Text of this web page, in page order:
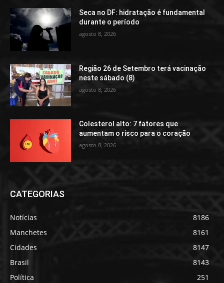
Seca no DF: hidratação é fundamental
durante o período
agosto 8, 2026
Região 26 de Setembro terá vacinação
neste sábado (8)
agosto 8, 2026
Colesterol alto: 7 fatores que
aumentam o risco para o coração
agosto 8, 2026
CATEGORIAS
Notícias
8186
Manchetes
8161
Cidades
8147
Brasil
8143
Política
251